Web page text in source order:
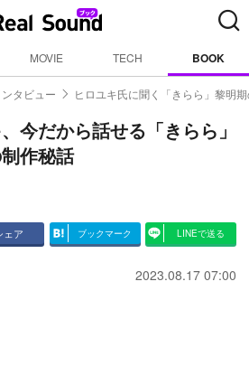
MOVIE TECH BOOK
タビュー ヒロユキ氏に聞く「きらら」黎明
今だから話せる「きらら」
作秘話
ェア ブックマーク LINEで送る
2023.08.17 07:00